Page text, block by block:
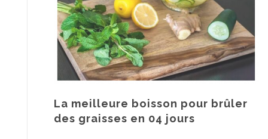
La meilleure boisson pour brûler
des graisses en 04 jours